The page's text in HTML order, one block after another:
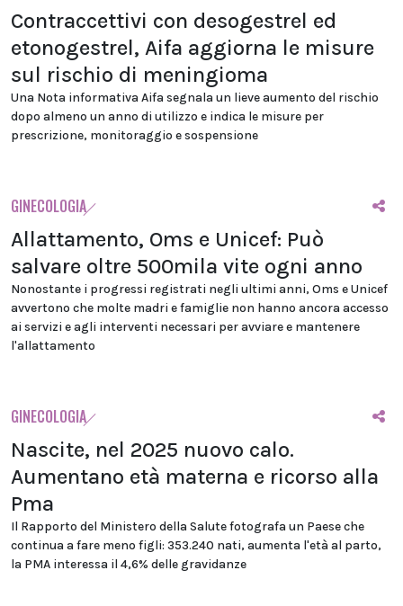
Contraccettivi con desogestrel ed
etonogestrel, Aifa aggiorna le misure
sul rischio di meningioma
Una Nota informativa Aifa segnala un lieve aumento del rischio
dopo almeno un anno di utilizzo e indica le misure per
prescrizione, monitoraggio e sospensione
GINECOLOGIA
Allattamento, Oms e Unicef: Può
salvare oltre 500mila vite ogni anno
Nonostante i progressi registrati negli ultimi anni, Oms e Unicef
avvertono che molte madri e famiglie non hanno ancora accesso
ai servizi e agli interventi necessari per avviare e mantenere
l'allattamento
GINECOLOGIA
Nascite, nel 2025 nuovo calo.
Aumentano età materna e ricorso alla
Pma
Il Rapporto del Ministero della Salute fotografa un Paese che
continua a fare meno figli: 353.240 nati, aumenta l'età al parto,
la PMA interessa il 4,6% delle gravidanze